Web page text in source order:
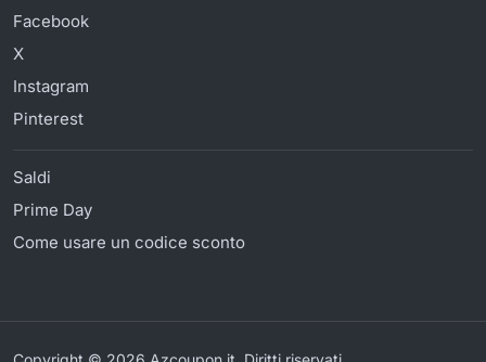
Facebook
X
Instagram
Pinterest
Saldi
Prime Day
Come usare un codice sconto